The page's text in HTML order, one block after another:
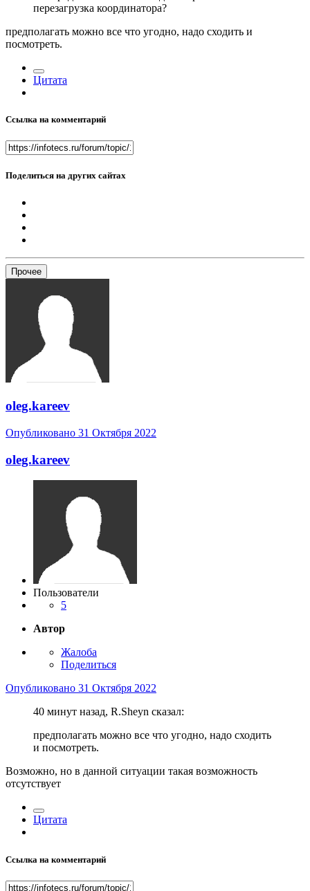
перезагрузка координатора?
предполагать можно все что угодно, надо сходить и
посмотреть.
Цитата
Ссылка на комментарий
Поделиться на других сайтах
Прочее
oleg.kareev
Опубликовано 31 Октября 2022
oleg.kareev
Пользователи
5
Автор
Жалоба
Поделиться
Опубликовано 31 Октября 2022
40 минут назад, R.Sheyn сказал:
предполагать можно все что угодно, надо сходить
и посмотреть.
Возможно, но в данной ситуации такая возможность
отсутствует
Цитата
Ссылка на комментарий